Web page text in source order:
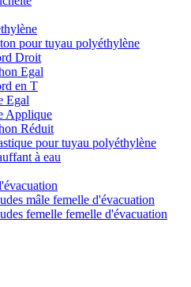
pour tuyau polyéthylène
Droit
Egal
en T
Egal
Applique
Réduit
pour tuyau polyéthylène
à eau
mâle femelle d'évacuation
femelle femelle d'évacuation